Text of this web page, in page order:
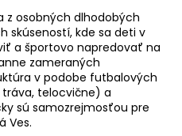
z osobných dlhodobých
skúseností, kde sa deti v
a športovo napredovať na
zameraných
v podobe futbalových
telocvične) a
sú samozrejmosťou pre
Ves.